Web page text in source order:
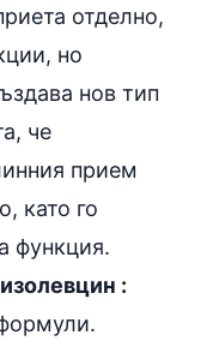
отделно,
но
нов тип
че
прием
като го
функция.
: